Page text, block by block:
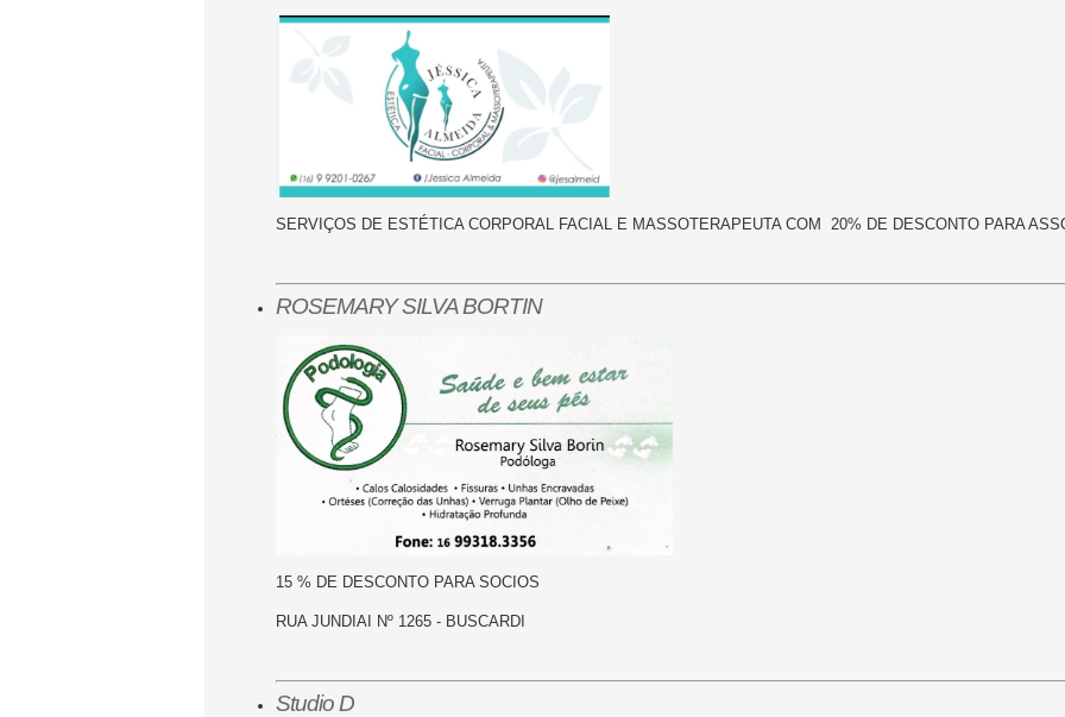
SERVIÇOS DE ESTÉTICA CORPORAL FACIAL E MASSOTERAPEUTA COM 20% DE DESCONTO PARA
ROSEMARY SILVA BORTIN
15 % DE DESCONTO PARA SOCIOS
RUA JUNDIAI Nº 1265 - BUSCARDI
Studio D